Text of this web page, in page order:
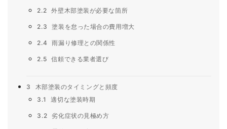
2.2 外壁木部塗装が必要な箇所
2.3 塗装を怠った場合の費用増大
2.4 雨漏り修理との関係性
2.5 信頼できる業者選び
3
木部塗装のタイミングと頻度
3.1
適切な塗装時期
3.2 劣化症状の見極め方